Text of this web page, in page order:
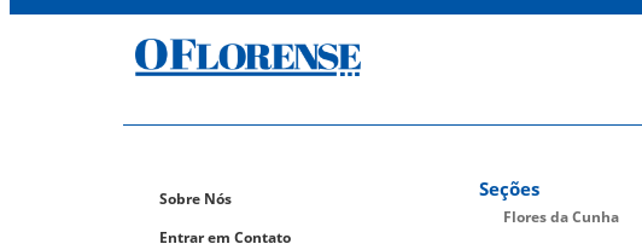
Sobre Nós
Entrar em Contato
Seções
Flores da Cunha